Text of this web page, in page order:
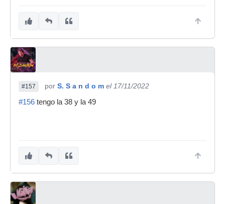
#157 por S. S a n d o m el 17/11/2022
#156 tengo la 38 y la 49